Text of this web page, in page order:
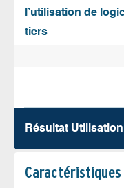
l’utilisation de
tiers
Résultat Utilisation
Caractéristiques